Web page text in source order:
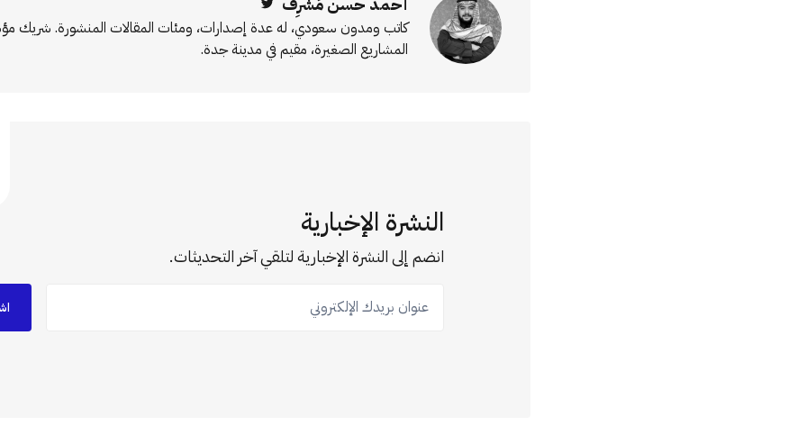
كاتب ومدون سعودي، له عدة إصدارات، ومئات المقالات المنشورة.
المشاريع الصغيرة، مقيم في مدينة جدة.
النشرة الإخبارية
انضم إلى النشرة الإخبارية لتلقي آخر التحديثات.
عنوان بريدك الإلكتروني